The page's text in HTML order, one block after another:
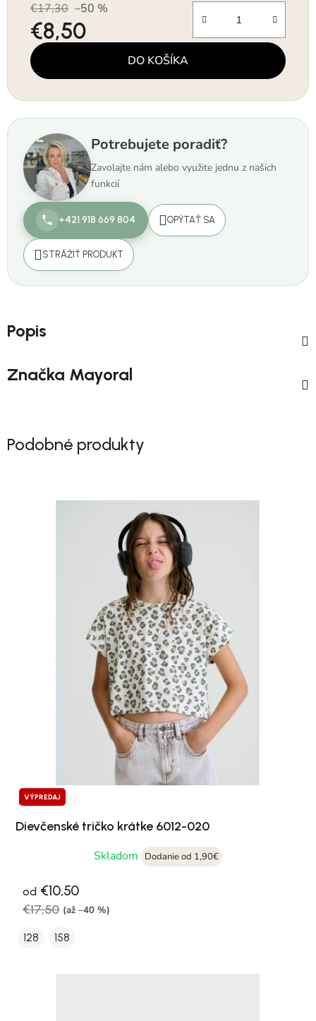
€17,30 –50 %
€8,50
Jednotková cena: DO KOŠÍKA
Potrebujete poradiť?
Zavolajte nám alebo využite jednu z našich
funkcií
+421 918 669 804 OPÝTAŤ SA
STRÁŽIŤ PRODUKT
Popis
Značka Mayoral
Podobné produkty
VÝPREDAJ
Dievčenské tričko krátke 6012-020
Skladom
Dodanie od 1,90€
od €10,50
€17,50 (až –40 %)
128 158